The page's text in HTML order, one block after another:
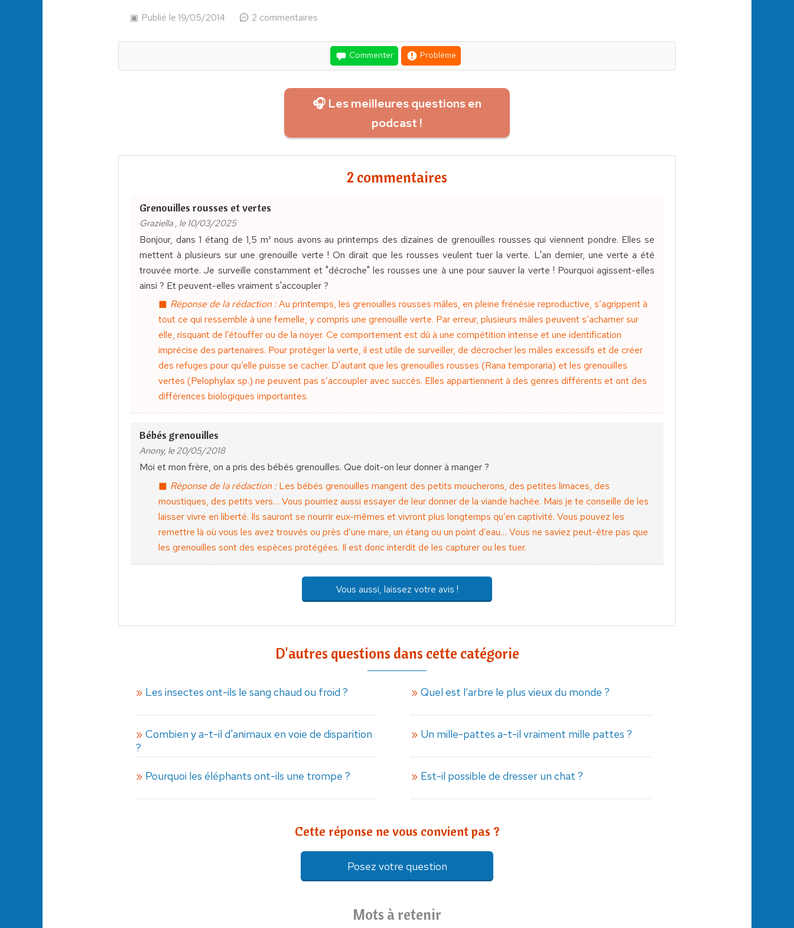
Publié le 19/05/2014 2 commentaires
Commenter Problème
🎧 Les meilleures questions en
podcast !
2 commentaires
Grenouilles rousses et vertes
Graziella , le 10/03/2025
Bonjour, dans 1 étang de 1,5 m³ nous avons au printemps des dizaines de grenouilles rousses qui viennent pondre. Elles se
mettent à plusieurs sur une grenouille verte ! On dirait que les rousses veulent tuer la verte. L'an dernier, une verte a été
trouvée morte. Je surveille constamment et "décroche" les rousses une à une pour sauver la verte ! Pourquoi agissent-elles
ainsi ? Et peuvent-elles vraiment s'accoupler ?
Réponse de la rédaction :Au printemps, les grenouilles rousses mâles, en pleine frénésie reproductive, s’agrippent à
tout ce qui ressemble à une femelle, y compris une grenouille verte. Par erreur, plusieurs mâles peuvent s’acharner sur
elle, risquant de l’étouffer ou de la noyer. Ce comportement est dû à une compétition intense et une identification
imprécise des partenaires. Pour protéger la verte, il est utile de surveiller, de décrocher les mâles excessifs et de créer
des refuges pour qu’elle puisse se cacher. D'autant que les grenouilles rousses (Rana temporaria) et les grenouilles
vertes (Pelophylax sp.) ne peuvent pas s’accoupler avec succès. Elles appartiennent à des genres différents et ont des
différences biologiques importantes.
Bébés grenouilles
Anony, le 20/05/2018
Moi et mon frère, on a pris des bébés grenouilles. Que doit-on leur donner à manger ?
Réponse de la rédaction :Les bébés grenouilles mangent des petits moucherons, des petites limaces, des
moustiques, des petits vers… Vous pourriez aussi essayer de leur donner de la viande hachée. Mais je te conseille de les
laisser vivre en liberté. Ils sauront se nourrir eux-mêmes et vivront plus longtemps qu’en captivité. Vous pouvez les
remettre là où vous les avez trouvés ou près d’une mare, un étang ou un point d’eau… Vous ne saviez peut-être pas que
les grenouilles sont des espèces protégées. Il est donc interdit de les capturer ou les tuer.
Vous aussi, laissez votre avis !
D'autres questions dans cette catégorie
Les insectes ont-ils le sang chaud ou froid ? Quel est l’arbre le plus vieux du monde ?
Combien y a-t-il d'animaux en voie de disparition
?
Un mille-pattes a-t-il vraiment mille pattes ?
Pourquoi les éléphants ont-ils une trompe ? Est-il possible de dresser un chat ?
Cette réponse ne vous convient pas ?
Posez votre question
Mots à retenir